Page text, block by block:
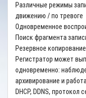
Различные режимы
движению / по тревоге
Одновременное
Поиск фрагмента
Резервное
Регистратор может
одновременно:
архивирование и
DHCP, DDNS,